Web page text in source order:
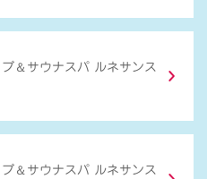
ブ ＆ サウナスパ ルネサンス
ブ ＆ サウナスパ ルネサンス